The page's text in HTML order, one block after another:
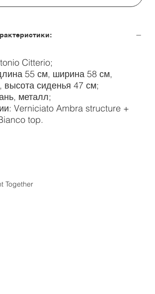
Citterio;
55 см, ширина 58 см,
высота сиденья 47 см;
металл;
Verniciato Ambra structure +
top.
Together